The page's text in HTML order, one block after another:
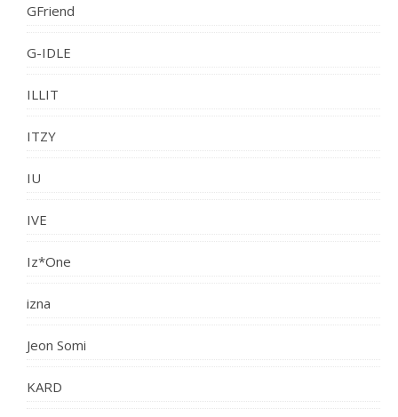
GFriend
G-IDLE
ILLIT
ITZY
IU
IVE
Iz*One
izna
Jeon Somi
KARD